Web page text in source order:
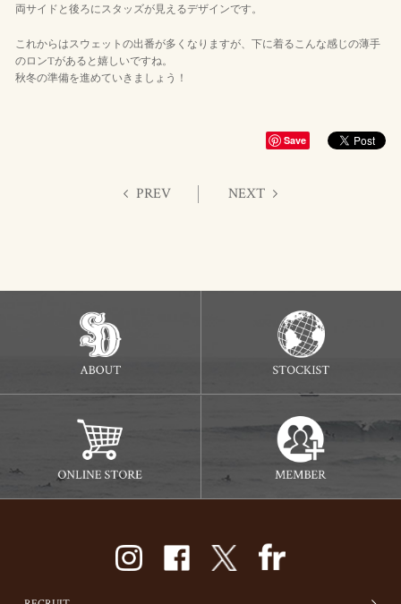
両サイドと後ろにスタッズが見えるデザインです。
これからはスウェットの出番が多くなりますが、下に着るこんな感じの薄手
のロンTがあると嬉しいですね。
秋冬の準備を進めていきましょう！
Save
PREV NEXT